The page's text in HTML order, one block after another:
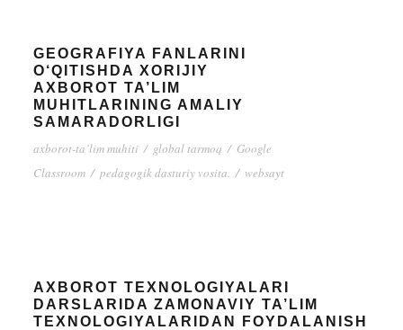
GEOGRAFIYA FANLARINI
O‘QITISHDA XORIJIY
AXBOROT TA’LIM
MUHITLARINING AMALIY
SAMARADORLIGI
axborot-ta’lim muhiti / global tarmoq / Google
Classroom / pedagogik dasturiy vosita. / websayt
AXBOROT TEXNOLOGIYALARI
DARSLARIDA ZAMONAVIY TA’LIM
TEXNOLOGIYALARIDAN FOYDALANISH